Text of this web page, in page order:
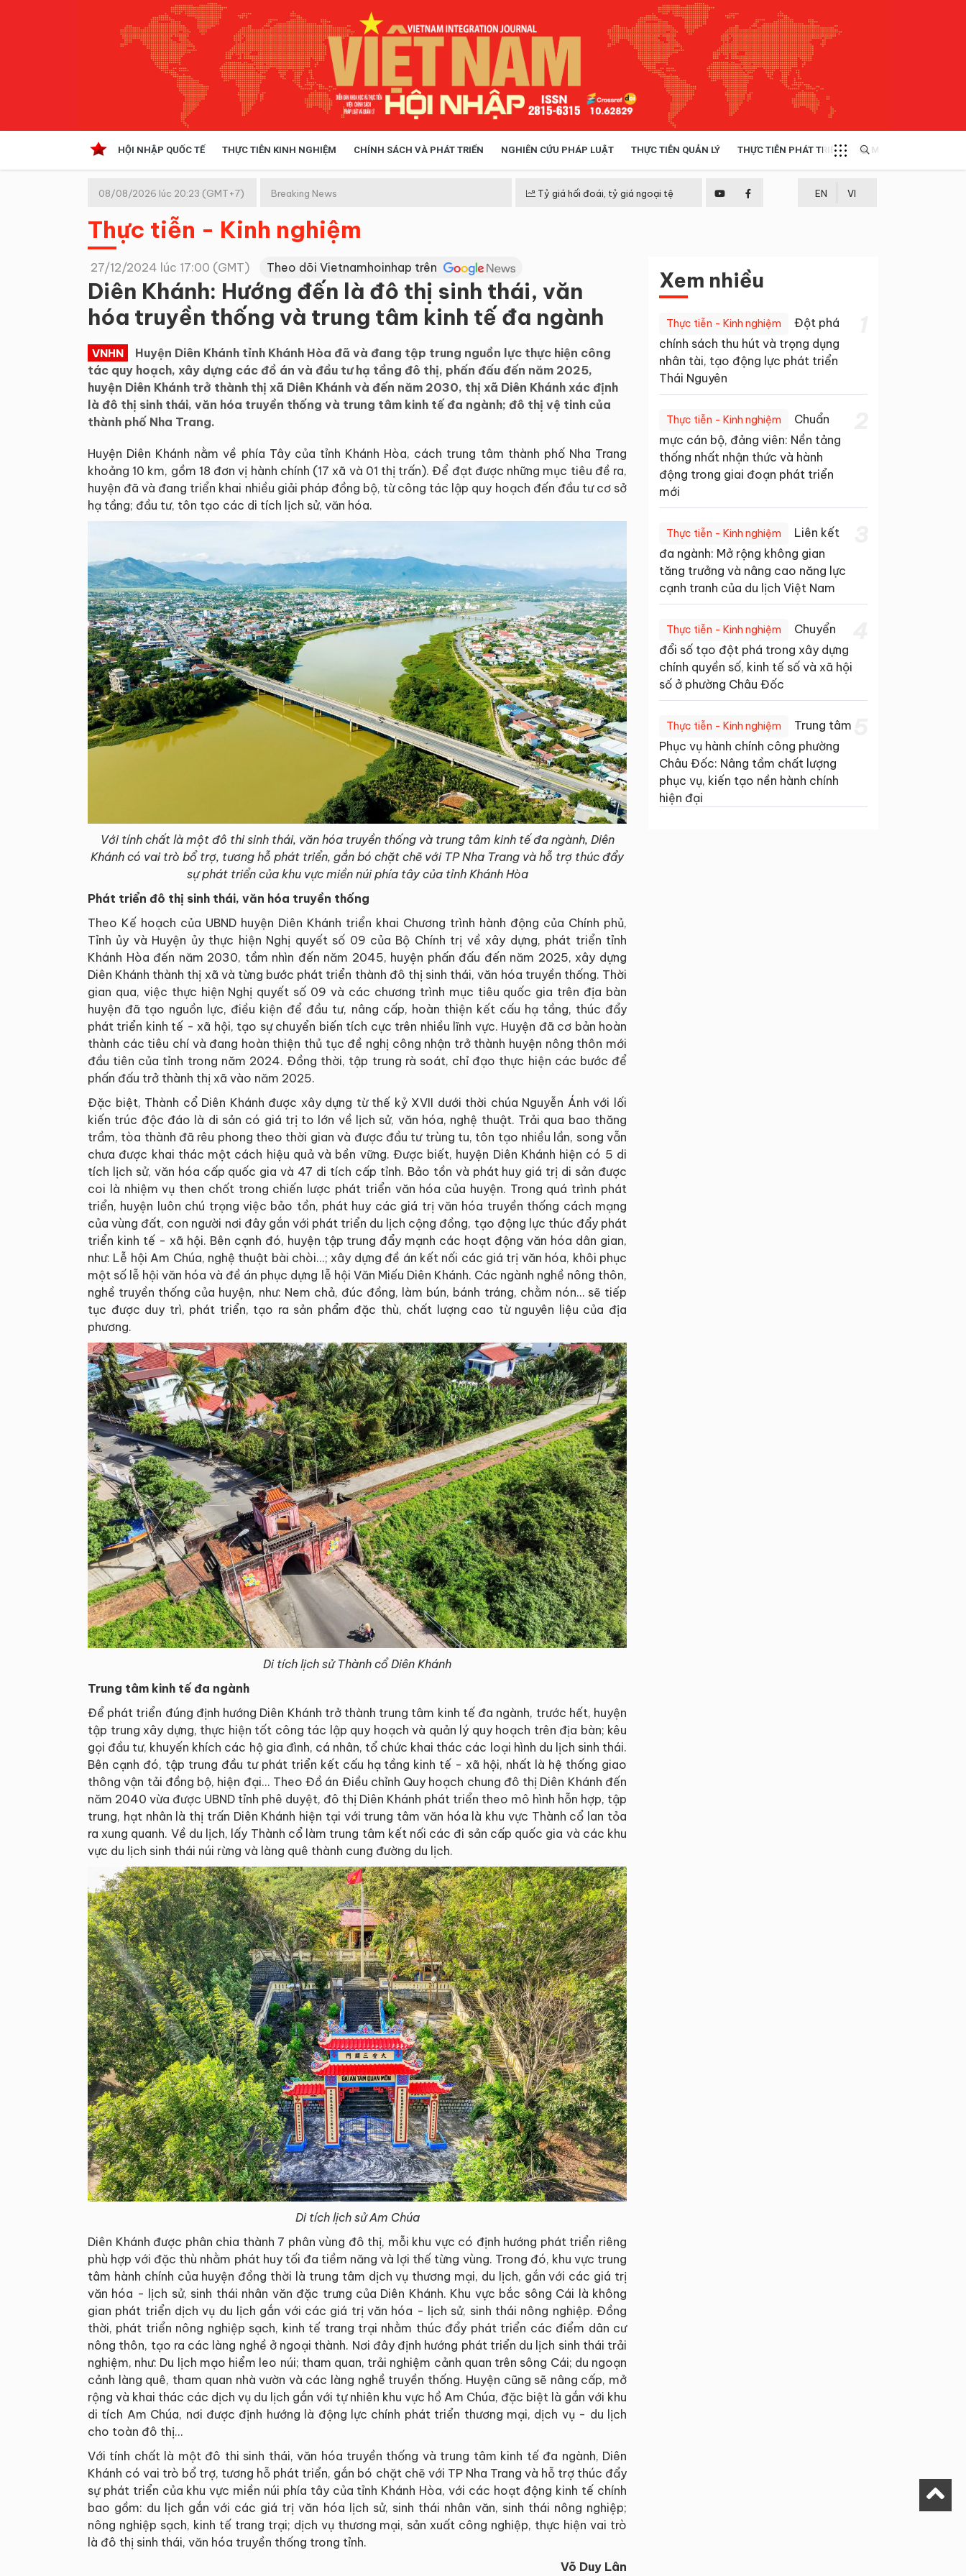
HỘI NHẬP QUỐC TẾ THỰC TIỄN KINH NGHIỆM CHÍNH SÁCH VÀ PHÁT TRIỂN NGHIÊN CỨU PHÁP LUẬT THỰC TIỄN QUẢN LÝ THỰC TIỄN PHÁT TRIỂN MULTIMEDIA
Kinh tế hội nhập
Doanh nghiệp
08/08/2026 lúc 20:23 (GMT+7) Breaking News Tỷ giá hối đoái, tỷ giá ngoại tệ EN VI
Thực tiễn - Kinh nghiệm
27/12/2024 lúc 17:00 (GMT) Theo dõi Vietnamhoinhap trên
Diên Khánh: Hướng đến là đô thị sinh thái, văn
hóa truyền thống và trung tâm kinh tế đa ngành
VNHN
Huyện Diên Khánh tỉnh Khánh Hòa đã và đang tập trung nguồn lực thực hiện công
tác quy hoạch, xây dựng các đồ án và đầu tư hạ tầng đô thị, phấn đấu đến năm 2025,
huyện Diên Khánh trở thành thị xã Diên Khánh và đến năm 2030, thị xã Diên Khánh xác định
là đô thị sinh thái, văn hóa truyền thống và trung tâm kinh tế đa ngành; đô thị vệ tinh của
thành phố Nha Trang.
Huyện Diên Khánh nằm về phía Tây của tỉnh Khánh Hòa, cách trung tâm thành phố Nha Trang
khoảng 10 km, gồm 18 đơn vị hành chính (17 xã và 01 thị trấn). Để đạt được những mục tiêu đề ra,
huyện đã và đang triển khai nhiều giải pháp đồng bộ, từ công tác lập quy hoạch đến đầu tư cơ sở
hạ tầng; đầu tư, tôn tạo các di tích lịch sử, văn hóa.
Với tính chất là một đô thi sinh thái, văn hóa truyền thống và trung tâm kinh tế đa ngành, Diên
Khánh có vai trò bổ trợ, tương hỗ phát triển, gắn bó chặt chẽ với TP Nha Trang và hỗ trợ thúc đẩy
sự phát triển của khu vực miền núi phía tây của tỉnh Khánh Hòa
Phát triển đô thị sinh thái, văn hóa truyền thống
Theo Kế hoạch của UBND huyện Diên Khánh triển khai Chương trình hành động của Chính phủ,
Tỉnh ủy và Huyện ủy thực hiện Nghị quyết số 09 của Bộ Chính trị về xây dựng, phát triển tỉnh
Khánh Hòa đến năm 2030, tầm nhìn đến năm 2045, huyện phấn đấu đến năm 2025, xây dựng
Diên Khánh thành thị xã và từng bước phát triển thành đô thị sinh thái, văn hóa truyền thống. Thời
gian qua, việc thực hiện Nghị quyết số 09 và các chương trình mục tiêu quốc gia trên địa bàn
huyện đã tạo nguồn lực, điều kiện để đầu tư, nâng cấp, hoàn thiện kết cấu hạ tầng, thúc đẩy
phát triển kinh tế - xã hội, tạo sự chuyển biến tích cực trên nhiều lĩnh vực. Huyện đã cơ bản hoàn
thành các tiêu chí và đang hoàn thiện thủ tục đề nghị công nhận trở thành huyện nông thôn mới
đầu tiên của tỉnh trong năm 2024. Đồng thời, tập trung rà soát, chỉ đạo thực hiện các bước để
phấn đấu trở thành thị xã vào năm 2025.
Đặc biệt, Thành cổ Diên Khánh được xây dựng từ thế kỷ XVII dưới thời chúa Nguyễn Ánh với lối
kiến trúc độc đáo là di sản có giá trị to lớn về lịch sử, văn hóa, nghệ thuật. Trải qua bao thăng
trầm, tòa thành đã rêu phong theo thời gian và được đầu tư trùng tu, tôn tạo nhiều lần, song vẫn
chưa được khai thác một cách hiệu quả và bền vững. Được biết, huyện Diên Khánh hiện có 5 di
tích lịch sử, văn hóa cấp quốc gia và 47 di tích cấp tỉnh. Bảo tồn và phát huy giá trị di sản được
coi là nhiệm vụ then chốt trong chiến lược phát triển văn hóa của huyện. Trong quá trình phát
triển, huyện luôn chú trọng việc bảo tồn, phát huy các giá trị văn hóa truyền thống cách mạng
của vùng đất, con người nơi đây gắn với phát triển du lịch cộng đồng, tạo động lực thúc đẩy phát
triển kinh tế - xã hội. Bên cạnh đó, huyện tập trung đẩy mạnh các hoạt động văn hóa dân gian,
như: Lễ hội Am Chúa, nghệ thuật bài chòi...; xây dựng đề án kết nối các giá trị văn hóa, khôi phục
một số lễ hội văn hóa và đề án phục dựng lễ hội Văn Miếu Diên Khánh. Các ngành nghề nông thôn,
nghề truyền thống của huyện, như: Nem chả, đúc đồng, làm bún, bánh tráng, chằm nón… sẽ tiếp
tục được duy trì, phát triển, tạo ra sản phẩm đặc thù, chất lượng cao từ nguyên liệu của địa
phương.
Di tích lịch sử Thành cổ Diên Khánh
Trung tâm kinh tế đa ngành
Để phát triển đúng định hướng Diên Khánh trở thành trung tâm kinh tế đa ngành, trước hết, huyện
tập trung xây dựng, thực hiện tốt công tác lập quy hoạch và quản lý quy hoạch trên địa bàn; kêu
gọi đầu tư, khuyến khích các hộ gia đình, cá nhân, tổ chức khai thác các loại hình du lịch sinh thái.
Bên cạnh đó, tập trung đầu tư phát triển kết cấu hạ tầng kinh tế - xã hội, nhất là hệ thống giao
thông vận tải đồng bộ, hiện đại... Theo Đồ án Điều chỉnh Quy hoạch chung đô thị Diên Khánh đến
năm 2040 vừa được UBND tỉnh phê duyệt, đô thị Diên Khánh phát triển theo mô hình hỗn hợp, tập
trung, hạt nhân là thị trấn Diên Khánh hiện tại với trung tâm văn hóa là khu vực Thành cổ lan tỏa
ra xung quanh. Về du lịch, lấy Thành cổ làm trung tâm kết nối các đi sản cấp quốc gia và các khu
vực du lịch sinh thái núi rừng và làng quê thành cung đường du lịch.
Di tích lịch sử Am Chúa
Diên Khánh được phân chia thành 7 phân vùng đô thị, mỗi khu vực có định hướng phát triển riêng
phù hợp với đặc thù nhằm phát huy tối đa tiềm năng và lợi thế từng vùng. Trong đó, khu vực trung
tâm hành chính của huyện đồng thời là trung tâm dịch vụ thương mại, du lịch, gắn với các giá trị
văn hóa - lịch sử, sinh thái nhân văn đặc trưng của Diên Khánh. Khu vực bắc sông Cái là không
gian phát triển dịch vụ du lịch gắn với các giá trị văn hóa - lịch sử, sinh thái nông nghiệp. Đồng
thời, phát triển nông nghiệp sạch, kinh tế trang trại nhằm thúc đẩy phát triển các điểm dân cư
nông thôn, tạo ra các làng nghề ở ngoại thành. Nơi đây định hướng phát triển du lịch sinh thái trải
nghiệm, như: Du lịch mạo hiểm leo núi; tham quan, trải nghiệm cảnh quan trên sông Cái; du ngoạn
cảnh làng quê, tham quan nhà vườn và các làng nghề truyền thống. Huyện cũng sẽ nâng cấp, mở
rộng và khai thác các dịch vụ du lịch gắn với tự nhiên khu vực hồ Am Chúa, đặc biệt là gắn với khu
di tích Am Chúa, nơi được định hướng là động lực chính phát triển thương mại, dịch vụ - du lịch
cho toàn đô thị…
Với tính chất là một đô thi sinh thái, văn hóa truyền thống và trung tâm kinh tế đa ngành, Diên
Khánh có vai trò bổ trợ, tương hỗ phát triển, gắn bó chặt chẽ với TP Nha Trang và hỗ trợ thúc đẩy
sự phát triển của khu vực miền núi phía tây của tỉnh Khánh Hòa, với các hoạt động kinh tế chính
bao gồm: du lịch gắn với các giá trị văn hóa lịch sử, sinh thái nhân văn, sinh thái nông nghiệp;
nông nghiệp sạch, kinh tế trang trại; dịch vụ thương mại, sản xuất công nghiệp, thực hiện vai trò
là đô thị sinh thái, văn hóa truyền thống trong tỉnh.
Võ Duy Lân
Xem nhiều
Thực tiễn - Kinh nghiệm
Đột phá
chính sách thu hút và trọng dụng
nhân tài, tạo động lực phát triển
Thái Nguyên
Thực tiễn - Kinh nghiệm
Chuẩn
mực cán bộ, đảng viên: Nền tảng
thống nhất nhận thức và hành
động trong giai đoạn phát triển
mới
Thực tiễn - Kinh nghiệm
Liên kết
đa ngành: Mở rộng không gian
tăng trưởng và nâng cao năng lực
cạnh tranh của du lịch Việt Nam
Thực tiễn - Kinh nghiệm
Chuyển
đổi số tạo đột phá trong xây dựng
chính quyền số, kinh tế số và xã hội
số ở phường Châu Đốc
Thực tiễn - Kinh nghiệm
Trung tâm
Phục vụ hành chính công phường
Châu Đốc: Nâng tầm chất lượng
phục vụ, kiến tạo nền hành chính
hiện đại